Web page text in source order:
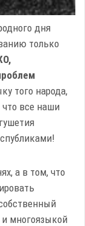
дня
только
того народа,
все наши
а в том, что
многоязыкой